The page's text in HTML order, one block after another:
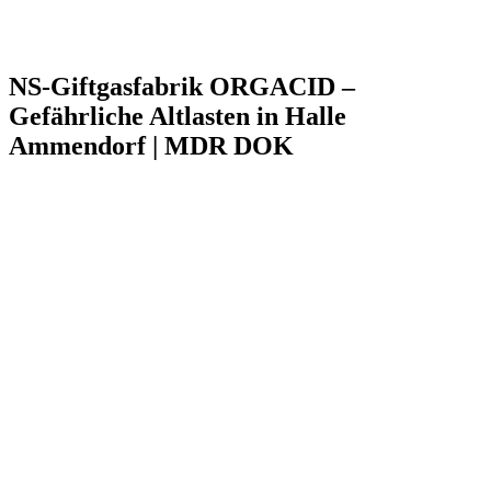
NS-Giftgasfabrik ORGACID –
Gefährliche Altlasten in Halle
Ammendorf | MDR DOK